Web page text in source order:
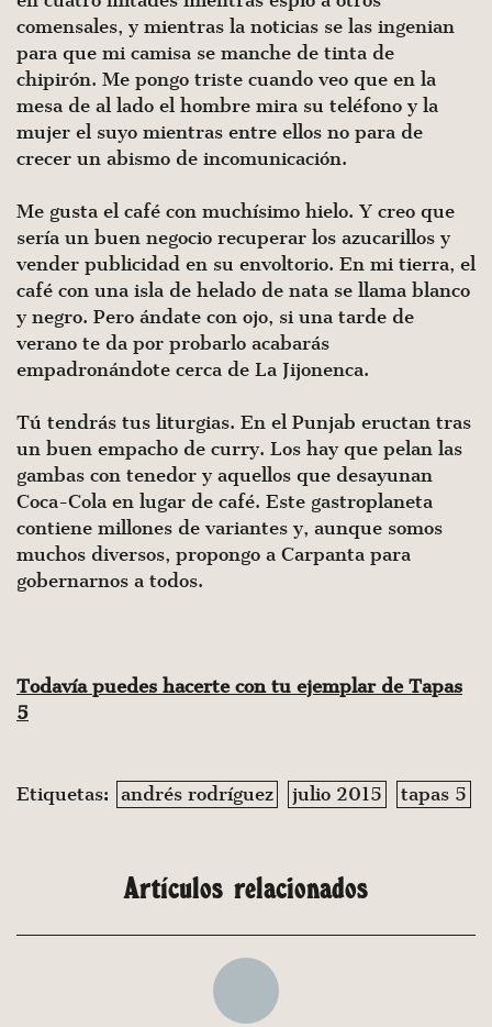
comensales, y mientras la noticias se las ingenian
para que mi camisa se manche de tinta de
chipirón. Me pongo triste cuando veo que en la
mesa de al lado el hombre mira su teléfono y la
mujer el suyo mientras entre ellos no para de
crecer un abismo de incomunicación.
Me gusta el café con muchísimo hielo. Y creo que
sería un buen negocio recu­perar los azucarillos y
vender publicidad en su envoltorio. En mi tierra, el
café con una isla de helado de nata se llama blanco
y negro. Pero ándate con ojo, si una tarde de
verano te da por probarlo acabarás
empadronándote cerca de La Jijonenca.
Tú tendrás tus liturgias. En el Punjab eructan tras
un buen empacho de curry. Los hay que pelan las
gambas con tene­dor y aquellos que desayunan
Coca-Cola en lugar de café. Este gastroplaneta
contiene millones de variantes y, aunque somos
muchos diversos, propongo a Carpanta para
gobernarnos a todos.
Todavía puedes hacerte con tu ejemplar de Tapas
5
Etiquetas: andrés rodríguez julio 2015 tapas 5
Artículos relacionados